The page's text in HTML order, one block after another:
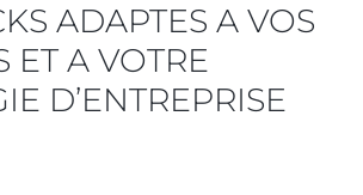
ADAPTES A VOS
ET A VOTRE
D’ENTREPRISE